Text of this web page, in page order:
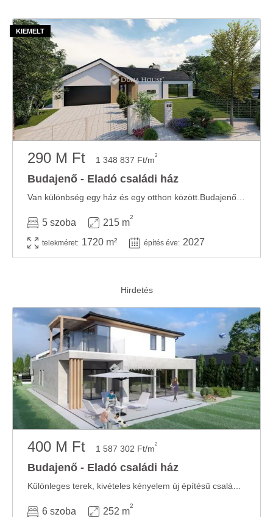
290 M Ft 1 348 837 Ft/m2
Budajenő - Eladó családi ház
5 szoba 215 m
2
telekméret: 1720 m² építés éve: 2027
400 M Ft 1 587 302 Ft/m2
Budajenő - Eladó családi ház
6 szoba 252 m
2